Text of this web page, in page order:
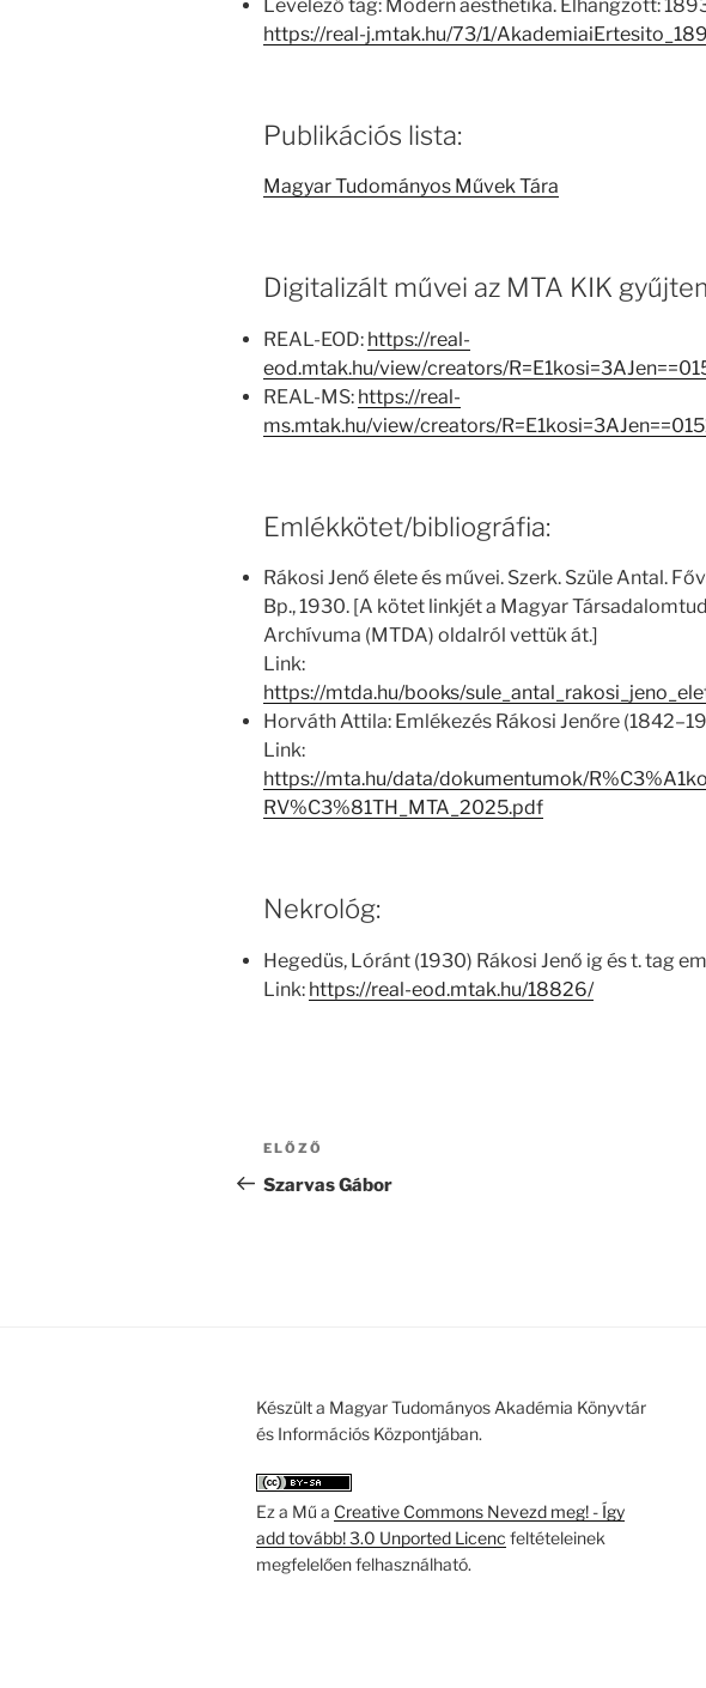
Levelező tag: Modern aesthetika. Elhangzott:
https://real-j.mtak.hu/73/1/
Publikációs lista:
Magyar Tudományos Művek Tára
Digitalizált művei az MTA KIK
REAL-EOD: https://real-
eod.mtak.hu/view/creators/
REAL-MS: https://real-
ms.mtak.hu/view/creators/
Emlékkötet/bibliográfia:
Rákosi Jenő élete és művei. Szerk. Szüle Antal.
Bp., 1930. [A kötet linkjét a Magyar
Archívuma (MTDA) oldalról vettük át.]
Link:
https://mtda.hu/books/
Horváth Attila: Emlékezés Rákosi Jenőre
Link:
https://mta.hu/data/dokumentumok/
RV%C3%81TH_MTA_2025.pdf
Nekrológ:
Hegedüs, Lóránt (1930) Rákosi Jenő ig és t. tag
Link: https://real-eod.mtak.hu/18826/
Bejegyzés
navigáció
Korábbi
bejegyzés
ELŐZŐ
Szarvas Gábor
Készült a Magyar Tudományos Akadémia Könyvtár
és Információs Központjában.
Ez a Mű a Creative Commons Nevezd meg! - Így
add tovább! 3.0 Unported Licenc feltételeinek
megfelelően felhasználható.